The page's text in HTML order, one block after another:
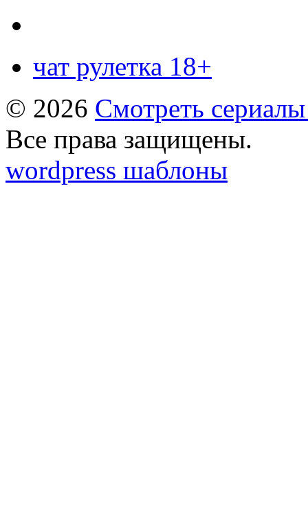
чат рулетка 18+
© 2026 Смотреть
Все права защищены.
wordpress шаблоны